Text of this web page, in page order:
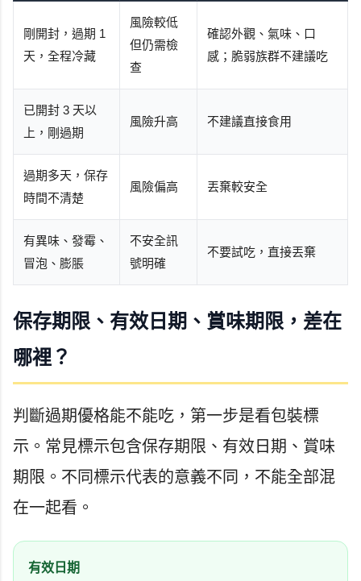
剛開封，過期 1
天，全程冷藏
風險較低
但仍需檢
查
確認外觀、氣味、口
感；脆弱族群不建議吃
已開封 3 天以
上，剛過期
風險升高 不建議直接食用
過期多天，保存
時間不清楚
風險偏高 丟棄較安全
有異味、發霉、
冒泡、膨脹
不安全訊
號明確
不要試吃，直接丟棄
保存期限、有效日期、賞味期限，差在
哪裡？
判斷過期優格能不能吃，第一步是看包裝標
示。常見標示包含保存期限、有效日期、賞味
期限。不同標示代表的意義不同，不能全部混
在一起看。
有效日期